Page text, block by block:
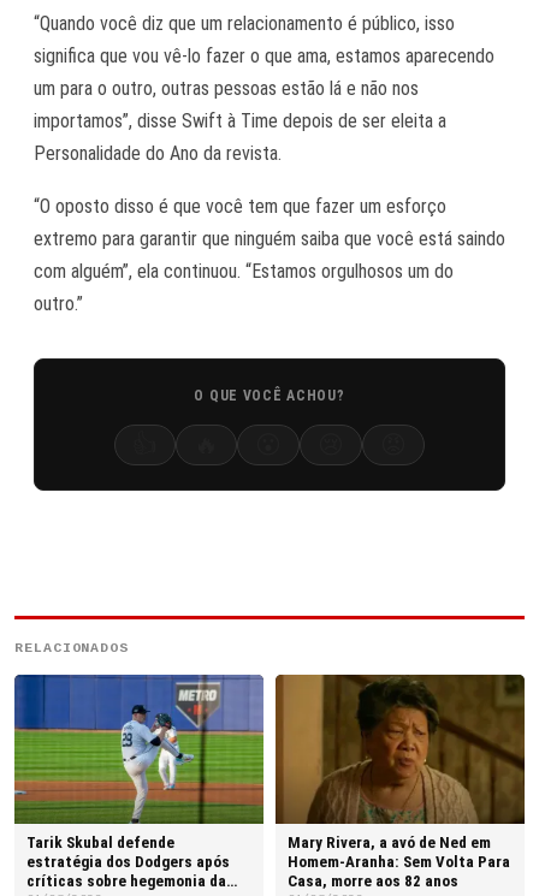
“Quando você diz que um relacionamento é público, isso
significa que vou vê-lo fazer o que ama, estamos aparecendo
um para o outro, outras pessoas estão lá e não nos
importamos”, disse Swift à Time depois de ser eleita a
Personalidade do Ano da revista.
“O oposto disso é que você tem que fazer um esforço
extremo para garantir que ninguém saiba que você está saindo
com alguém”, ela continuou. “Estamos orgulhosos um do
outro.”
O QUE VOCÊ ACHOU?
RELACIONADOS
Tarik Skubal defende
estratégia dos Dodgers após
críticas sobre hegemonia da
Mary Rivera, a avó de Ned em
Homem-Aranha: Sem Volta Para
Casa, morre aos 82 anos